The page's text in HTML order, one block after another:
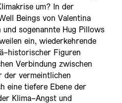
um? In der
Beings von Valentina
und sogenannte Hug Pillows
ein, wiederkehrende
historischer Figuren
Verbindung zwischen
der vermeintlichen
eine tiefere Ebene der
Klima-Angst und